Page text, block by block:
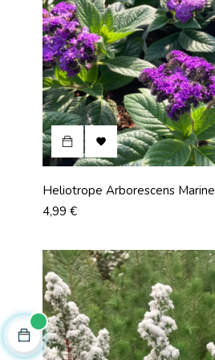

Heliotrope Arborescens Marine
Prix
4,99 €